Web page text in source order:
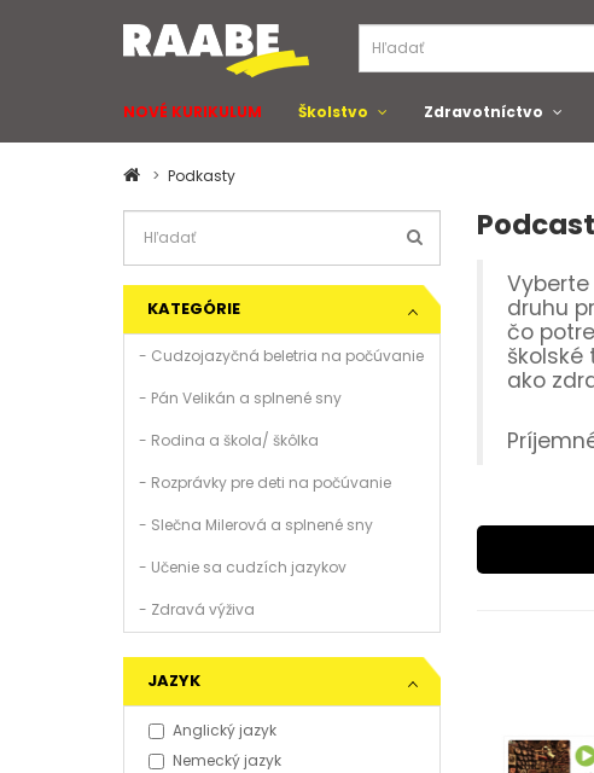
NOVÉ KURIKULUM Školstvo Zdravotníctvo
Podkasty
KATEGÓRIE
- Cudzojazyčná beletria na počúvanie
- Pán Velikán a splnené sny
- Rodina a škola/ škôlka
- Rozprávky pre deti na počúvanie
- Slečna Milerová a splnené sny
- Učenie sa cudzích jazykov
- Zdravá výživa
JAZYK
Anglický jazyk
Nemecký jazyk
druhu
čo
školské
ako